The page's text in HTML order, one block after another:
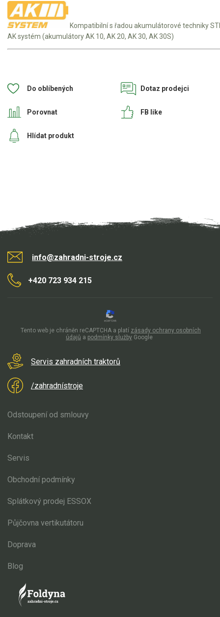
Elektrické čtyřkolky
Zahradní traktory
Náhradní díly pro křovinořezy
Náhradní díly pro sekačky
Kompatibilní s řadou akumulátorové techniky
AK systém (akumulátory AK 10, AK 20, AK 30, AK 30S)
Do oblíbených
Porovnat
Dotaz prodejci
Hlídat produkt
FB like
info@zahradni-stroje.cz
+420 723 934 215
Servis zahradních traktorů
/zahradnístroje
Odstoupení od smlouvy
Kontakt
Servis
Obchodní podmínky
Splátkový prodej ESSOX
Půjčovna vertikutátoru
Doprava
Blog
Tento web je chráněn reCAPTCHA a platí zásady ochrany osobních
údajů a podmínky služby Google